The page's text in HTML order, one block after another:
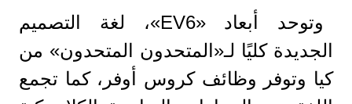
وتوحد أبعاد «EV6»، لغة التصميم
الجديدة كليًا لـ«المتحدون المتحدون» من
كيا وتوفر وظائف كروس أوفر، كما تجمع